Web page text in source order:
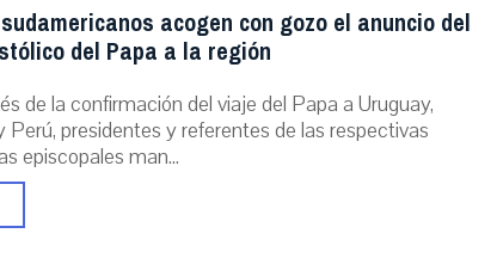
acogen con gozo el anuncio del
del Papa a la región
de la confirmación del viaje del Papa a Uruguay,
Perú, presidentes y referentes de las respectivas
episcopales man...